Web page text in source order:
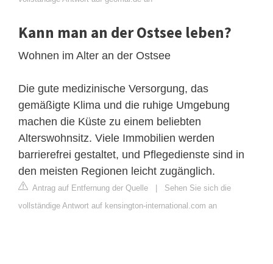
Kann man an der Ostsee leben?
Wohnen im Alter an der Ostsee
Die gute medizinische Versorgung, das
gemäßigte Klima und die ruhige Umgebung
machen die Küste zu einem beliebten
Alterswohnsitz. Viele Immobilien werden
barrierefrei gestaltet, und Pflegedienste sind in
den meisten Regionen leicht zugänglich.
Antrag auf Entfernung der Quelle | Sehen Sie sich die
vollständige Antwort auf kensington-international.com an